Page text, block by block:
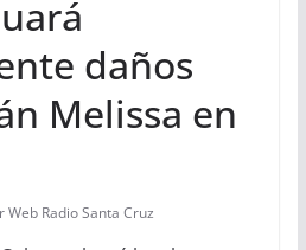
daños
Melissa en
Web Radio Santa Cruz